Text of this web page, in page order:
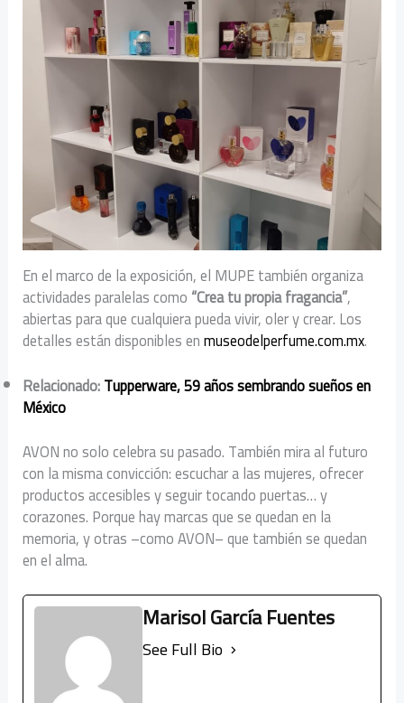
En el marco de la exposición, el MUPE también organiza
actividades paralelas como “Crea tu propia fragancia”,
abiertas para que cualquiera pueda vivir, oler y crear. Los
detalles están disponibles enmuseodelperfume.com.mx.
Relacionado:Tupperware, 59 años sembrando sueños en
México
AVON no solo celebra su pasado. También mira al futuro
con la misma convicción: escuchar a las mujeres, ofrecer
productos accesibles y seguir tocando puertas… y
corazones. Porque hay marcas que se quedan en la
memoria, y otras –como AVON– que también se quedan
en el alma.
Marisol García Fuentes
See Full Bio